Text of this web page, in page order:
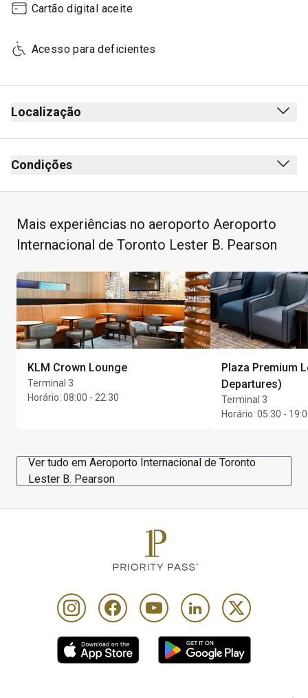
Friday
Sunday
Cartão digital aceite
Acesso para deficientes
Localização
Condições
Mais experiências no aeroporto Aeroporto
Internacional de Toronto Lester B. Pearson
KLM Crown Lounge
Terminal 3
Horário: 08:00 - 22:30
Plaza Premium
Departures)
Terminal 3
Horário: 05:30 -
Ver tudo em Aeroporto Internacional de Toronto
Lester B. Pearson